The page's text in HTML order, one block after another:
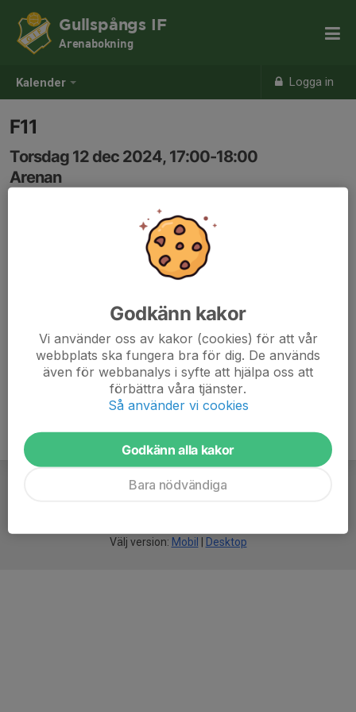
Kalender Logga in
Gullspångs IF
Arenabokning
F11
Torsdag 12 dec 2024, 17:00-18:00
Arenan
Välj version: Mobil Desktop
Godkänn kakor
Vi använder oss av kakor (cookies) för att vår
webbplats ska fungera bra för dig. De används
även för webbanalys i syfte att hjälpa oss att
förbättra våra tjänster.
Så använder vi cookies
Godkänn alla kakor
Bara nödvändiga